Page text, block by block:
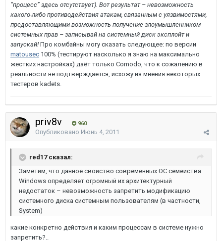
“процесс” здесь отсутствует). Вот результат – невозможность
какого-либо противодействия атакам, связанным с уязвимостями,
предоставляющими возможность получение злоумышленником
системных прав – записывай на системный диск эксплойт и
запускай! Про комбайны могу сказать следующее: по версии
matousec 100% (тестируют насколько я знаю на максимально
жестких настройках) даёт только Comodo, что к сожалению в
реальности не подтверждается, исхожу из мнения некоторых
тестеров kadets.
priv8v 960
Опубликовано Июнь 4, 2011
red17 сказал:
Заметим, что данное свойство современных ОС семейства
Windows определяет огромный их архитектурный
недостаток – невозможность запретить модификацию
системного диска системным пользователям (в частности,
System)
какие конкретно действия и каким процессам в системе нужно
запретить?..